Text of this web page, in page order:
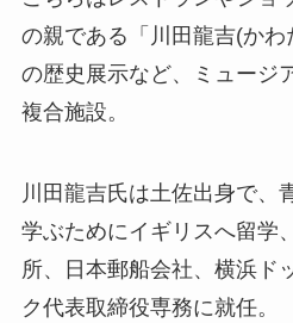
の親である「川田龍吉(かわ
の歴史展示など、ミュージ
複合施設。
川田龍吉氏は土佐出身で、
学ぶためにイギリスへ留学
所、日本郵船会社、横浜ド
ク代表取締役専務に就任。